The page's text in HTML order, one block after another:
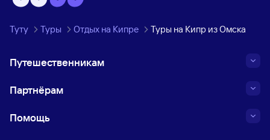
Туту Туры Отдых на Кипре Туры на Кипр из Омска
Путешественникам
Партнёрам
Помощь